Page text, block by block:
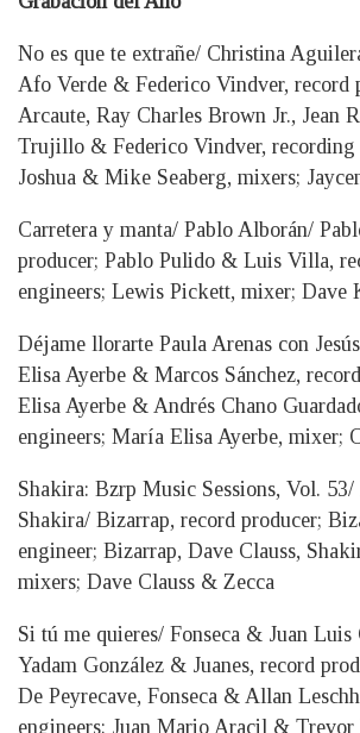
No es que te extrañe/ Christina
Afo Verde & Federico Vindver, record
Arcaute, Ray Charles Brown Jr., Jean
Trujillo & Federico Vindver, recording
Joshua & Mike Seaberg, mixers;
Carretera y manta/ Pablo Alborán/
producer; Pablo Pulido & Luis Villa,
engineers; Lewis Pickett, mixer; Dave
Déjame llorarte Paula Arenas con
Elisa Ayerbe & Marcos Sánchez,
Elisa Ayerbe & Andrés Chano
engineers; María Elisa Ayerbe, mixer;
Shakira: Bzrp Music Sessions, Vol.
Shakira/ Bizarrap, record producer;
engineer; Bizarrap, Dave Clauss,
mixers; Dave Clauss & Zecca
Si tú me quieres/ Fonseca & Juan Luis
Yadam González & Juanes, record
De Peyrecave, Fonseca & Allan
engineers; Juan Mario Aracil & Trevor